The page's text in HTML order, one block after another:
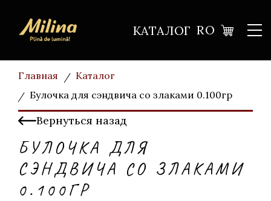
КАТАЛОГ RO
Главная
Каталог
Булочка для сэндвича cо злаками 0.100гр
Вернуться назад
БУЛОЧКА ДЛЯ
СЭНДВИЧА CО ЗЛАКАМИ
0.100ГР